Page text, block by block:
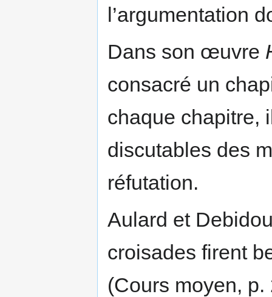
l’argumentation
Dans son œuvre
consacré un
chaque chapitre,
discutables des
réfutation.
Aulard et
croisades firent
(Cours moyen, p.